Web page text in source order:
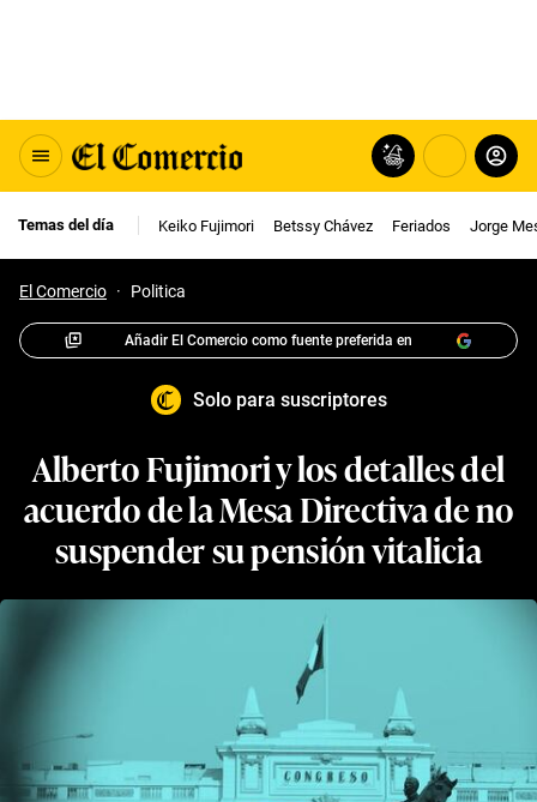
Temas del día Keiko Fujimori Betssy Chávez Feriados Jorge
El Comercio · Politica
Añadir El Comercio como fuente preferida en
Solo para suscriptores
Alberto Fujimori y los detalles del
acuerdo de la Mesa Directiva de no
suspender su pensión vitalicia